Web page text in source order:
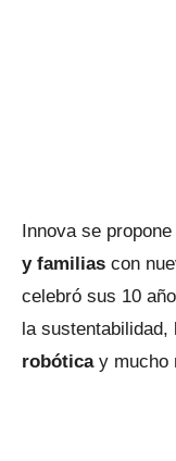
Innova se
y familias con
celebró sus 10
la
robóticay mucho